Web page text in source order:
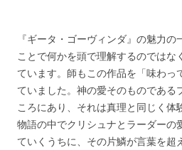
『ギータ・ゴーヴィンダ』の魅力
ことで何かを頭で理解するのではな
ています。師もこの作品を「味わっ
ていました。神の愛そのものである
ころにあり、それは真理と同じく体
物語の中でクリシュナとラーダーの
ていくうちに、その片鱗が言葉を超